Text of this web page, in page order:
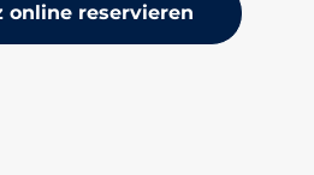
online reservieren